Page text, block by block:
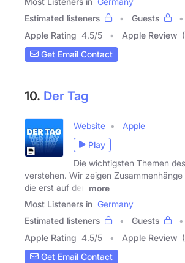
Estimated listeners
Guests
Apple Rating 4.5/5 Apple Review
Get Email Contact
10. Der Tag
Website
Apple
Play
Die wichtigsten Themen
verstehen. Wir zeigen Zusammenhänge
die erst auf den
more
Most Listeners in Germany
Estimated listeners
Guests
Apple Rating 4.5/5 Apple Review
Get Email Contact